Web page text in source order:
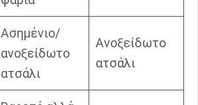
Ασημένιο/
ανοξείδωτο
ατσάλι
Ανοξείδωτο
ατσάλι